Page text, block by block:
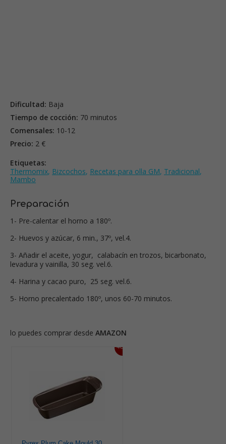
Dificultad: Baja
Tiempo de cocción: 70 minutos
Comensales: 10-12
Precio: 2 €
Etiquetas:
Thermomix, Bizcochos, Recetas para olla GM, Tradicional,
Mambo
Preparación
1- Pre-calentar el horno a 180º.
2- Huevos y azúcar, 6 min., 37º, vel.4.
3- Añadir el aceite, yogur, calabacín en trozos, bicarbonato,
levadura y vainilla, 30 seg. vel.6.
4- Harina y cacao puro, 25 seg. vel.6.
5- Horno precalentado 180º, unos 60-70 minutos.
lo puedes comprar desde AMAZON
48%